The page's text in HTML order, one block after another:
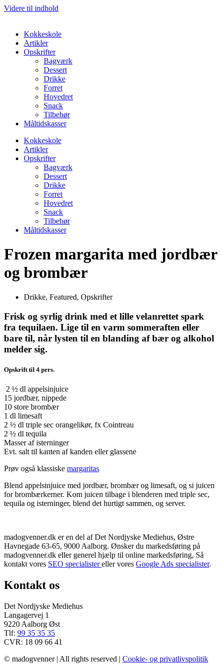
Videre til indhold
Kokkeskole
Artikler
Opskrifter
Bagværk
Dessert
Drikke
Forret
Hovedret
Snack
Tilbehør
Måltidskasser
Kokkeskole
Artikler
Opskrifter
Bagværk
Dessert
Drikke
Forret
Hovedret
Snack
Tilbehør
Måltidskasser
Frozen margarita med jordbær
og brombær
Drikke, Featured, Opskrifter
Frisk og syrlig drink med et lille velanrettet spark
fra tequilaen. Lige til en varm sommeraften eller
bare til, når lysten til en blanding af bær og alkohol
melder sig.
Opskrift til 4 pers.
2 ½ dl appelsinjuice
15 jordbær, nippede
10 store brombær
1 dl limesaft
2 ½ dl triple sec orangelikør, fx Cointreau
2 ½ dl tequila
Masser af isterninger
Evt. salt til kanten af kanden eller glassene
Prøv også klassiske margaritas
Blend appelsinjuice med jordbær, brombær og limesaft, og si juicen
for brombærkerner. Kom juicen tilbage i blenderen med triple sec,
tequila og isterninger, blend det hurtigt sammen, og server.
madogvenner.dk er en del af Det Nordjyske Mediehus, Østre
Havnegade 63-65, 9000 Aalborg. Ønsker du markedsføring på
madogvenner.dk eller generel hjælp til online markedsføring, Så
kontakt vores SEO specialistereller vores Google Ads specialister.
Kontakt os
Det Nordjyske Mediehus
Langagervej 1
9220 Aalborg Øst
Tlf: 99 35 35 35
CVR: 18 09 66 41
© madogvenner | All rights reserved | Cookie- og privatlivspolitik